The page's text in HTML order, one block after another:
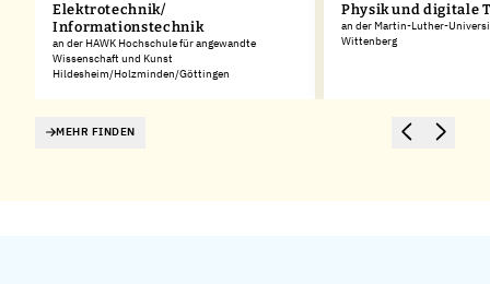
Elektrotechnik/
Informationstechnik
an der HAWK Hochschule für angewandte
Wissenschaft und Kunst
Hildesheim/Holzminden/Göttingen
Physik und digitale
an der Martin-Luther-
Wittenberg
MEHR FINDEN